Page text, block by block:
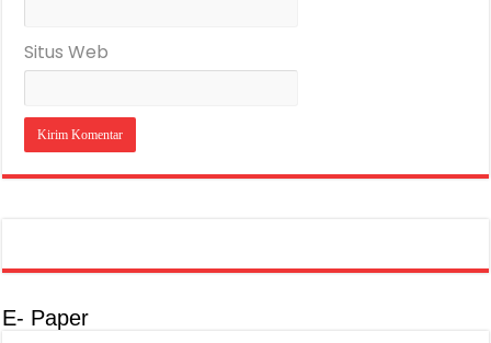
Situs Web
E- Paper